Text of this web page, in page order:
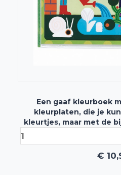
Een gaaf kleurboek
kleurplaten, die je
kleurtjes, maar met de
€